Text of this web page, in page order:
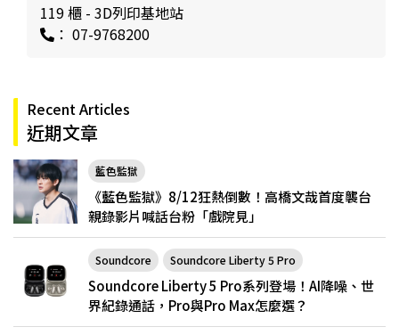
119 櫃 - 3D列印基地站
： 07-9768200
Recent Articles
近期文章
藍色監獄
《藍色監獄》8/12狂熱倒數！高橋文哉首度襲台
親錄影片喊話台粉「戲院見」
Soundcore Soundcore Liberty 5 Pro
Soundcore Liberty 5 Pro系列登場！AI降噪、世
界紀錄通話，Pro與Pro Max怎麼選？